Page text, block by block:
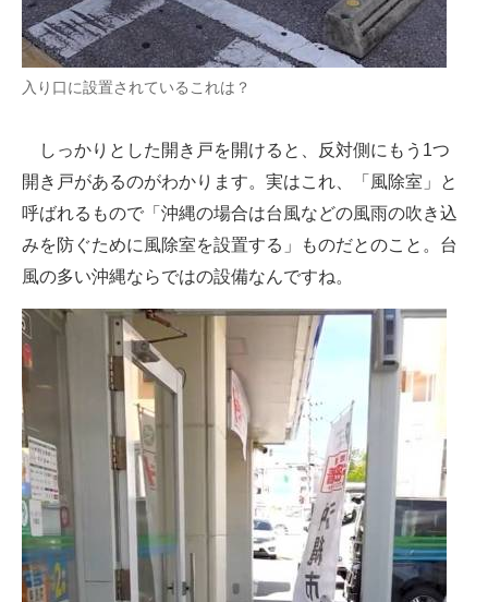
入り口に設置されているこれは？
しっかりとした開き戸を開けると、反対側にもう1つ
開き戸があるのがわかります。実はこれ、「風除室」と
呼ばれるもので「沖縄の場合は台風などの風雨の吹き込
みを防ぐために風除室を設置する」ものだとのこと。台
風の多い沖縄ならではの設備なんですね。